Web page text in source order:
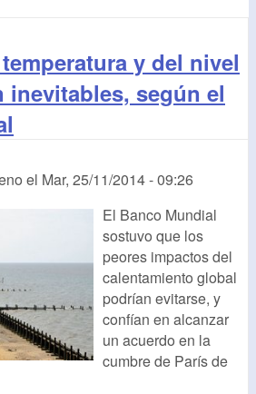
y del nivel
inevitables, según el
el Mar, 25/11/2014 - 09:26
El Banco Mundial
sostuvo que los
peores impactos del
calentamiento global
podrían evitarse, y
confían en alcanzar
un acuerdo en la
cumbre de París de